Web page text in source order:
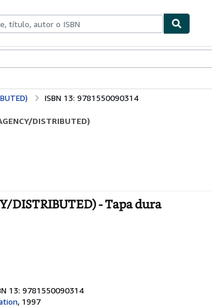
ISBN 13: 9781550090314
DISTRIBUTED)
DISTRIBUTED) - Tapa dura
13: 9781550090314
, 1997